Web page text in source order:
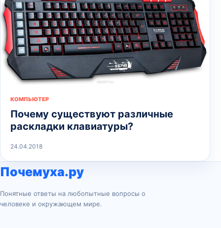
КОМПЬЮТЕР
Почему существуют различные
раскладки клавиатуры?
24.04.2018
Почемуха.ру
Понятные ответы на любопытные вопросы о
человеке и окружающем мире.